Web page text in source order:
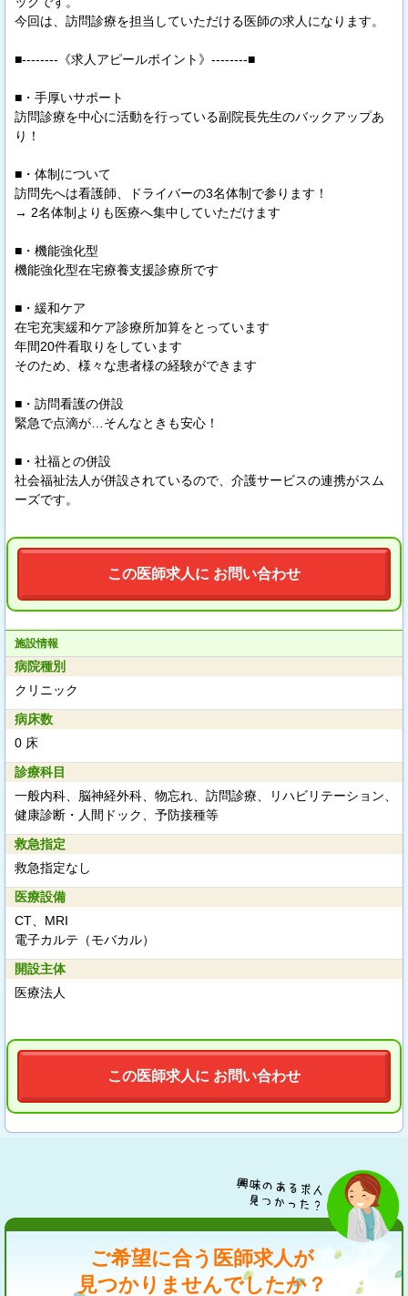
今回は、訪問診療を担当していただける医師の求人になります。
■--------《求人アピールポイント》--------■
■・手厚いサポート
訪問診療を中心に活動を行っている副院長先生のバックアップあ
り！
■・体制について
訪問先へは看護師、ドライバーの3名体制で参ります！
→ 2名体制よりも医療へ集中していただけます
■・機能強化型
機能強化型在宅療養支援診療所です
■・緩和ケア
在宅充実緩和ケア診療所加算をとっています
年間20件看取りをしています
そのため、様々な患者様の経験ができます
■・訪問看護の併設
緊急で点滴が…そんなときも安心！
■・社福との併設
社会福祉法人が併設されているので、介護サービスの連携がスム
ーズです。
この医師求人に お問い合わせ
施設情報
病院種別
クリニック
病床数
0 床
診療科目
一般内科、脳神経外科、物忘れ、訪問診療、リハビリテーション、
健康診断・人間ドック、予防接種等
救急指定
救急指定なし
医療設備
CT、MRI
電子カルテ（モバカル）
開設主体
医療法人
この医師求人に お問い合わせ
ご希望に合う医師求人が
見つかりませんでしたか？